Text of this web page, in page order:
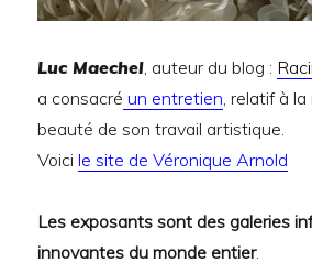
Luc Maechel , auteur du blog :
a consacré un entretien , relatif à
beauté de son travail artistique.
Voicile site de Véronique Arnold
Les exposants sont des galeries
innovantes du monde entier.